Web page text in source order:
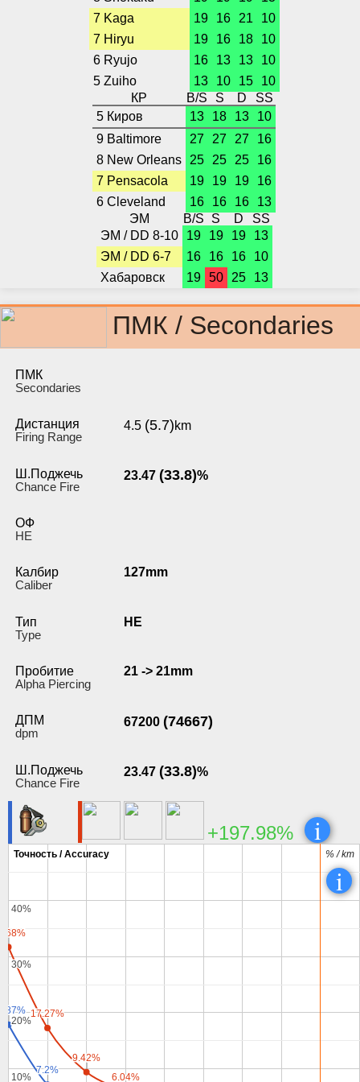
7 Kaga
19 16 21
10
7 Hiryu
19 16 18
10
6 Ryujo
16 13 13
10
5 Zuiho
13 10 15
10
КР
B/S S D
SS
5 Киров
13 18 13
10
9 Baltimore
27 27 27
16
8 New Orleans 25 25 25
16
7 Pensacola
19 19 19
16
6 Cleveland
16 16 16
13
ЭМ
B/S S D
SS
ЭМ / DD 8-10
19 19 19
13
ЭМ / DD 6-7
16 16 16
10
Хабаровск
19 50 25 13
ПМК / Secondaries
ПМК
Secondaries
Дистанция
Firing Range
4.5 (5.7)km
Ш.Поджечь
Chance Fire
23.47 (33.8)%
ОФ
HE
Калбир
Caliber
127mm
Тип
Type
HE
Пробитие
Alpha Piercing
21 -> 21mm
ДПМ
dpm
67200 (74667)
Ш.Поджечь
Chance Fire
23.47 (33.8)%
+197.98%
i
i
Точность / Accuracy
Точность / Accuracy
10%
10%
20%
20%
30%
30%
40%
40%
% / km
% / km
7.2%
7.2%
17.27%
17.27%
9.42%
9.42%
6.04%
6.04%